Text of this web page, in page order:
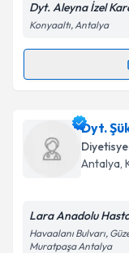
Kişisel
Metni'ni
Dyt. Aleyna İzel
Konyaaltı, Antalya
Randevu
Dyt. Aleyna
oluşturun.
takvim
Dyt.
Antalya,
Lara Anadolu
Havaalanı Bulvarı,
Muratpaşa Antalya